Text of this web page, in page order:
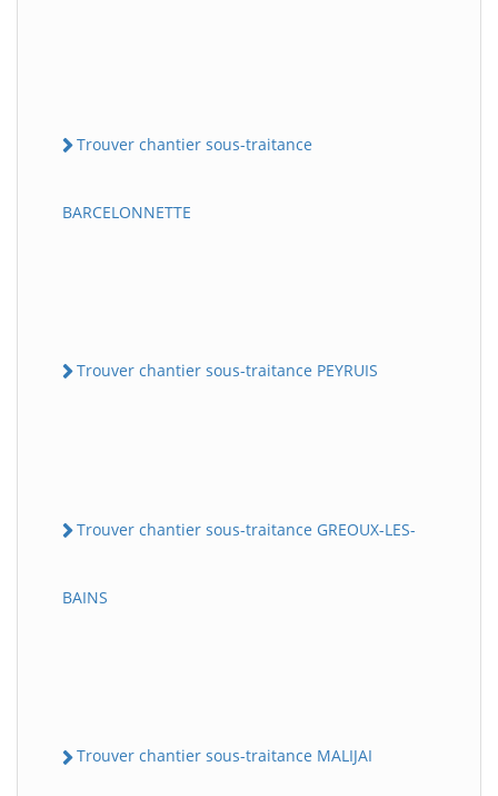
Trouver chantier sous-traitance
BARCELONNETTE
Trouver chantier sous-traitance PEYRUIS
Trouver chantier sous-traitance GREOUX-LES-
BAINS
Trouver chantier sous-traitance MALIJAI